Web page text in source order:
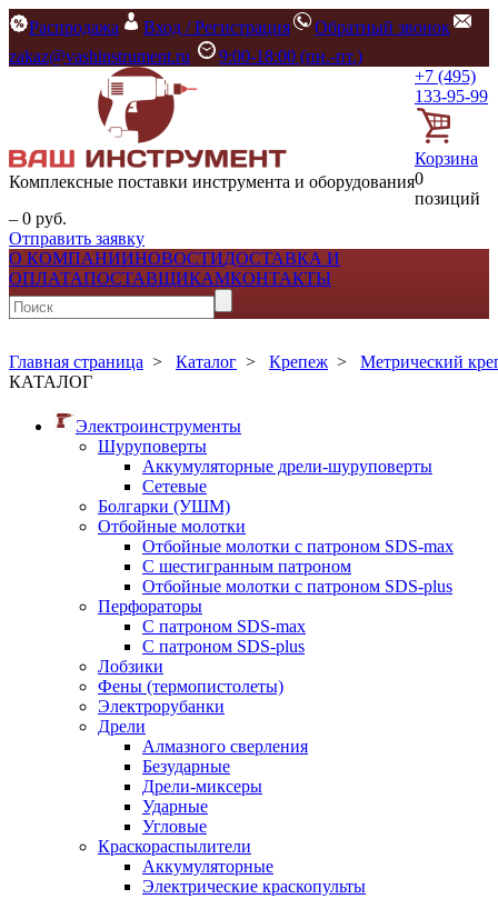
Распродажа Вход / Регистрация
Обратный звонок
zakaz@vashinstrument.ru
9:00-18:00 (пн.-пт.)
Комплексные поставки инструмента и оборудования
+7 (495)
133-95-99
Корзина
0
позиций
– 0 руб.
Отправить заявку
О КОМПАНИИНОВОСТИДОСТАВКА И
ОПЛАТАПОСТАВЩИКАМКОНТАКТЫ
Главная страница > Каталог > Крепеж > Метрический
КАТАЛОГ
Электроинструменты
Шуруповерты
Аккумуляторные дрели-шуруповерты
Сетевые
Болгарки (УШМ)
Отбойные молотки
Отбойные молотки с патроном SDS-max
С шестигранным патроном
Отбойные молотки с патроном SDS-plus
Перфораторы
С патроном SDS-max
С патроном SDS-plus
Лобзики
Фены (термопистолеты)
Электрорубанки
Дрели
Алмазного сверления
Безударные
Дрели-миксеры
Ударные
Угловые
Краскораспылители
Аккумуляторные
Электрические краскопульты